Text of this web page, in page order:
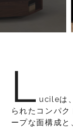
L ucileは
られたコンパ
ープな面構成